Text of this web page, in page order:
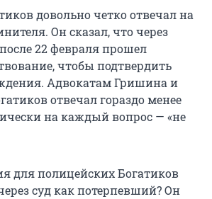
довольно четко отвечал на
Он сказал, что через
22 февраля прошел
чтобы подтвердить
Адвокатам Гришина и
отвечал гораздо менее
на каждый вопрос — «не
для полицейских Богатиков
суд как потерпевший? Он